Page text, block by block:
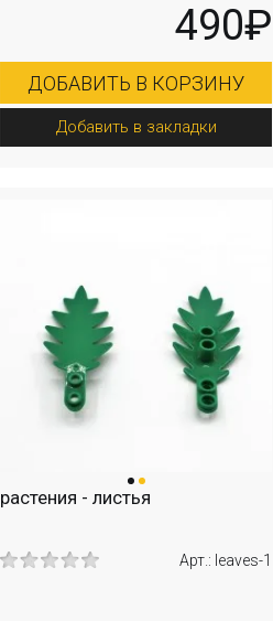
490₽
ДОБАВИТЬ В КОРЗИНУ
Добавить в закладки
растения - листья
Арт.: leaves-1